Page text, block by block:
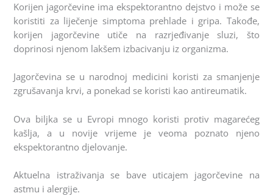
Korijen jagorčevine ima ekspektorantno dejstvo i može se
koristiti za liječenje simptoma prehlade i gripa. Takođe,
korijen jagorčevine utiče na razrjeđivanje sluzi, što
doprinosi njenom lakšem izbacivanju iz organizma.
Jagorčevina se u narodnoj medicini koristi za smanjenje
zgrušavanja krvi, a ponekad se koristi kao antireumatik.
Ova biljka se u Evropi mnogo koristi protiv magarećeg
kašlja, a u novije vrijeme je veoma poznato njeno
ekspektorantno djelovanje.
Aktuelna istraživanja se bave uticajem jagorčevine na
astmu i alergije.